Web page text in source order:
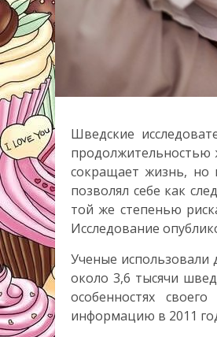
Шведские
продолжительностью
сокращает жизнь, но
позволял себе как
той же степенью
Исследование
Ученые использовали
около 3,6 тысячи
особенностях
информацию в 2011